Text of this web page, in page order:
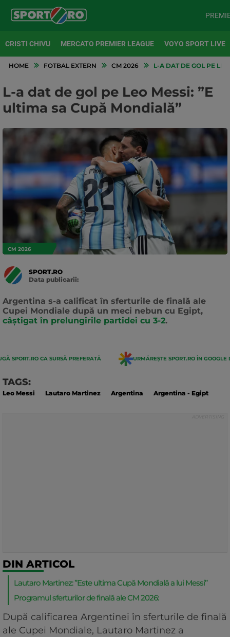
CRISTI CHIVU MERCATO PREMIER LEAGUE VOYO SPORT LIVE
HOME FOTBAL EXTERN CM 2026 L-A DAT DE GOL PE
L-a dat de gol pe Leo Messi: ”E
ultima sa Cupă Mondială”
CM 2026
SPORT.RO
Data publicarii:
Argentina s-a calificat în sferturile de finală ale
Cupei Mondiale după un meci nebun cu Egipt,
câștigat în prelungirile partidei cu 3-2.
SPORT.RO CA SURSĂ PREFERATĂ URMĂREȘTE SPORT.RO ÎN GOOGLE
TAGS:
Leo Messi Lautaro Martinez Argentina Argentina - Egipt
DIN ARTICOL
Lautaro Martinez: ”Este ultima Cupă Mondială a lui Messi”
Programul sferturilor de finală ale CM 2026:
După calificarea Argentinei în sferturile de finală
ale Cupei Mondiale, Lautaro Martinez a